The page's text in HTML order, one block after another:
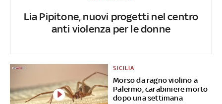
Lia Pipitone, nuovi progetti nel centro
anti violenza per le donne
Morso da ragno violino a
Palermo, carabiniere morto
dopo una settimana
SICILIA